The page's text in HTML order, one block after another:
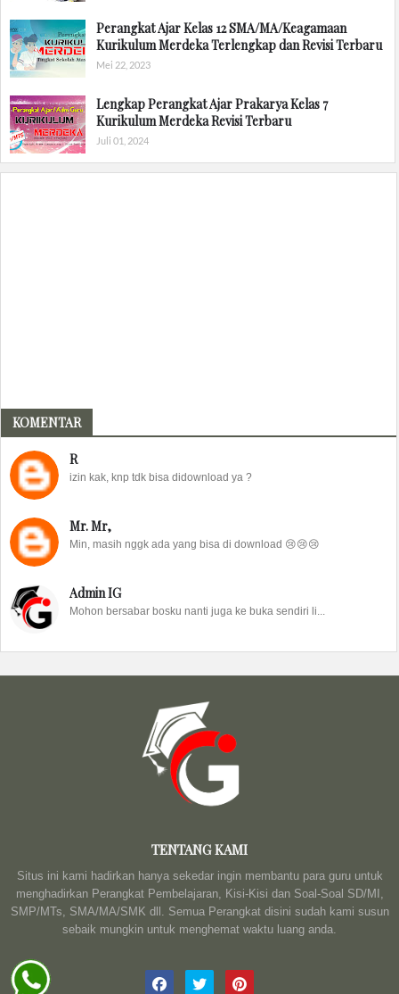
Perangkat Ajar Kelas 12 SMA/MA/Keagamaan
Kurikulum Merdeka Terlengkap dan Revisi Terbaru
Mei 22, 2023
Lengkap Perangkat Ajar Prakarya Kelas 7
Kurikulum Merdeka Revisi Terbaru
Juli 01, 2024
KOMENTAR
R
izin kak, knp tdk bisa didownload ya ?
Mr. Mr,
Min, masih nggk ada yang bisa di download 😢😢😢
Admin IG
Mohon bersabar bosku nanti juga ke buka sendiri li...
TENTANG KAMI
Situs ini kami hadirkan hanya sekedar ingin membantu para guru untuk
menghadirkan Perangkat Pembelajaran, Kisi-Kisi dan Soal-Soal SD/MI,
SMP/MTs, SMA/MA/SMK dll. Semua Perangkat disini sudah kami susun
sebaik mungkin untuk menghemat waktu luang anda.